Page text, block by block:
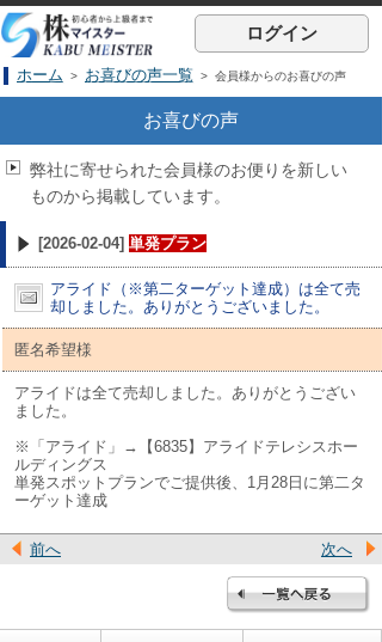
ログイン
ホーム > お喜びの声一覧 > 会員様からのお喜びの声
お喜びの声
弊社に寄せられた会員様のお便りを新しい
ものから掲載しています。
[2026-02-04] 単発プラン
アライド（※第二ターゲット達成）は全て売
却しました。ありがとうございました。
匿名希望様
アライドは全て売却しました。ありがとうござい
ました。
※「アライド」→【6835】アライドテレシスホー
ルディングス
単発スポットプランでご提供後、1月28日に第二タ
ーゲット達成
前へ 次へ